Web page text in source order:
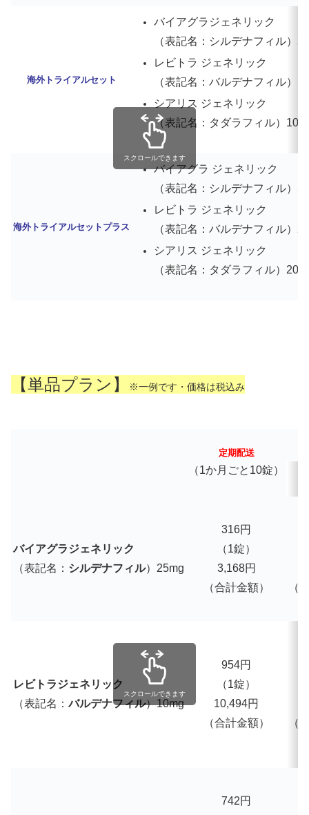
海外トライアルセット
バイアグラジェネリック
（表記名：シルデナフィル）
レビトラ ジェネリック
（表記名：バルデナフィル）
シアリス ジェネリック
（表記名：タダラフィル）
海外トライアルセットプラス
バイアグラ ジェネリック
（表記名：シルデナフィル）
レビトラ ジェネリック
（表記名：バルデナフィル）
シアリス ジェネリック
（表記名：タダラフィル）
スクロールできます
【単品プラン】 ※一例です・価格は税込み
定期配送
（1か月ごと10錠）
バイアグラジェネリック
（表記名： シルデナフィル）25mg
316円
（1錠）
3,168円
（合計金額）
（
レビトラジェネリック
（表記名：バルデナフィル）10mg
954円
（1錠）
10,494円
（合計金額）
（
742円
スクロールできます